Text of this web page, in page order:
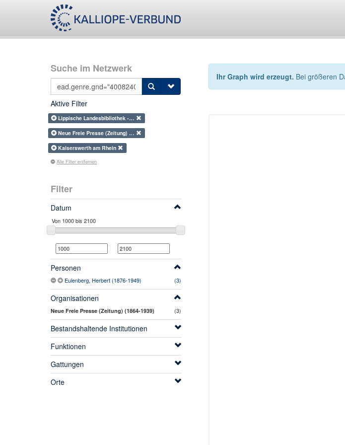
Suche im Netzwerk
Aktive Filter
Lippische Landesbibliothek -…
Neue Freie Presse (Zeitung) …
Kaiserswerth am Rhein
Alle Filter entfernen
Filter
Datum
Personen
Eulenberg, Herbert (1876-1949) (3)
Organisationen
Neue Freie Presse (Zeitung) (1864-1939) (3)
Bestandshaltende Institutionen
Funktionen
Gattungen
Orte
Ihr Graph wird erzeugt. Bei größeren